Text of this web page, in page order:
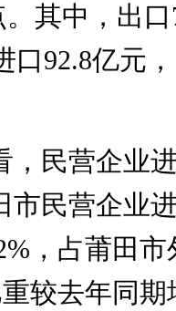
其中，出
口92.8亿元
民营企业进
民营企业
，占莆田
较去年同期